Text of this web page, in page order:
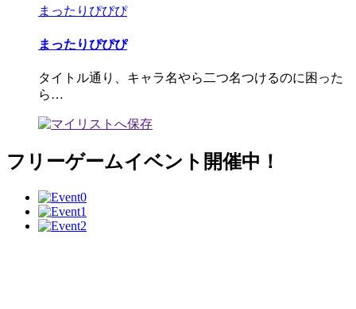
まったりぴぴぴ
まったりぴぴぴ
タイトル通り、キャラ名やら二つ名つけるのに困った
ら…
フリーゲームイベント開催中！